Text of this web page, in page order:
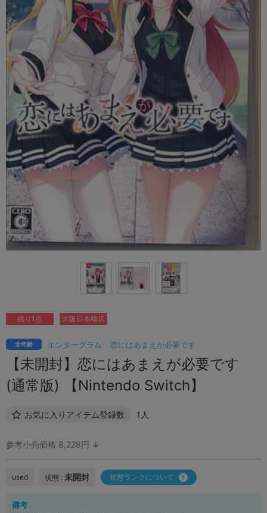
エンターグラム 恋にはあまえが必要です
全年齢
【未開封】恋にはあまえが必要です
(通常版) 【Nintendo Switch】
お気に入りアイテム登録数 1人
残り1点 大阪日本橋店
参考小売価格 8,228円 ↓
used 状態 : 未開封 状態ランクについて
備考